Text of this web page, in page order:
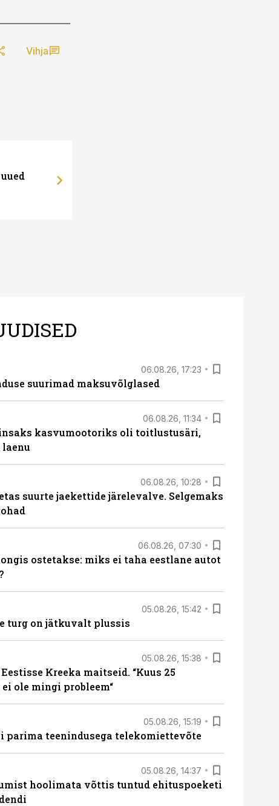
Vihja
06.08.26, 17:23
suurimad maksuvõlglased
06.08.26, 11:34
kasvumootoriks oli toitlustusäri,
06.08.26, 10:28
suurte jaekettide järelevalve. Selgemaks
06.08.26, 07:30
ostetakse: miks ei taha eestlane autot
05.08.26, 15:42
turg on jätkuvalt plussis
05.08.26, 15:38
Kreeka maitseid. “Kuus 25
ole mingi probleem“
05.08.26, 15:19
parima teenindusega telekomiettevõte
05.08.26, 14:37
hoolimata võttis tuntud ehituspoeketi